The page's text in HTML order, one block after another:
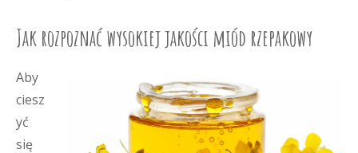
Jak rozpoznać wysokiej jakości miód rzepakowy
Aby
ciesz
yć
się